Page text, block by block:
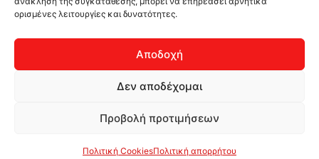
ορισμένες λειτουργίες και δυνατότητες.
Αποδοχή
Δεν αποδέχομαι
Προβολή προτιμήσεων
Πολιτική CookiesΠολιτική απορρήτου